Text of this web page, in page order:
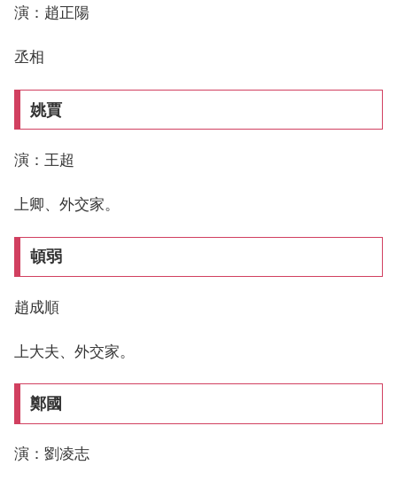
演：趙正陽
丞相
姚賈
演：王超
上卿、外交家。
頓弱
趙成順
上大夫、外交家。
鄭國
演：劉凌志